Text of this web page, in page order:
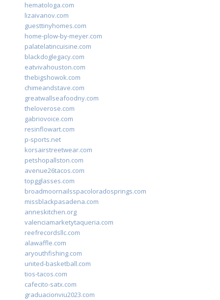
hematologa.com
lizaivanov.com
guesttinyhomes.com
home-plow-by-meyer.com
palatelatincuisine.com
blackdoglegacy.com
eatvivahouston.com
thebigshowok.com
chimeandstave.com
greatwallseafoodny.com
theloverose.com
gabriovoice.com
resinflowart.com
p-sports.net
korsairstreetwear.com
petshopallston.com
avenue26tacos.com
topgglasses.com
broadmoornailsspacoloradosprings.com
missblackpasadena.com
anneskitchen.org
valenciamarketytaqueria.com
reefrecordsllc.com
alawaffle.com
aryouthfishing.com
united-basketball.com
tios-tacos.com
cafecito-satx.com
graduacionviu2023.com